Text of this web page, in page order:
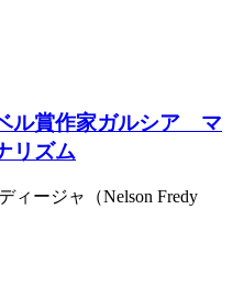
ル賞作家ガルシア゠マ
リズム
ィージャ（Nelson Fredy